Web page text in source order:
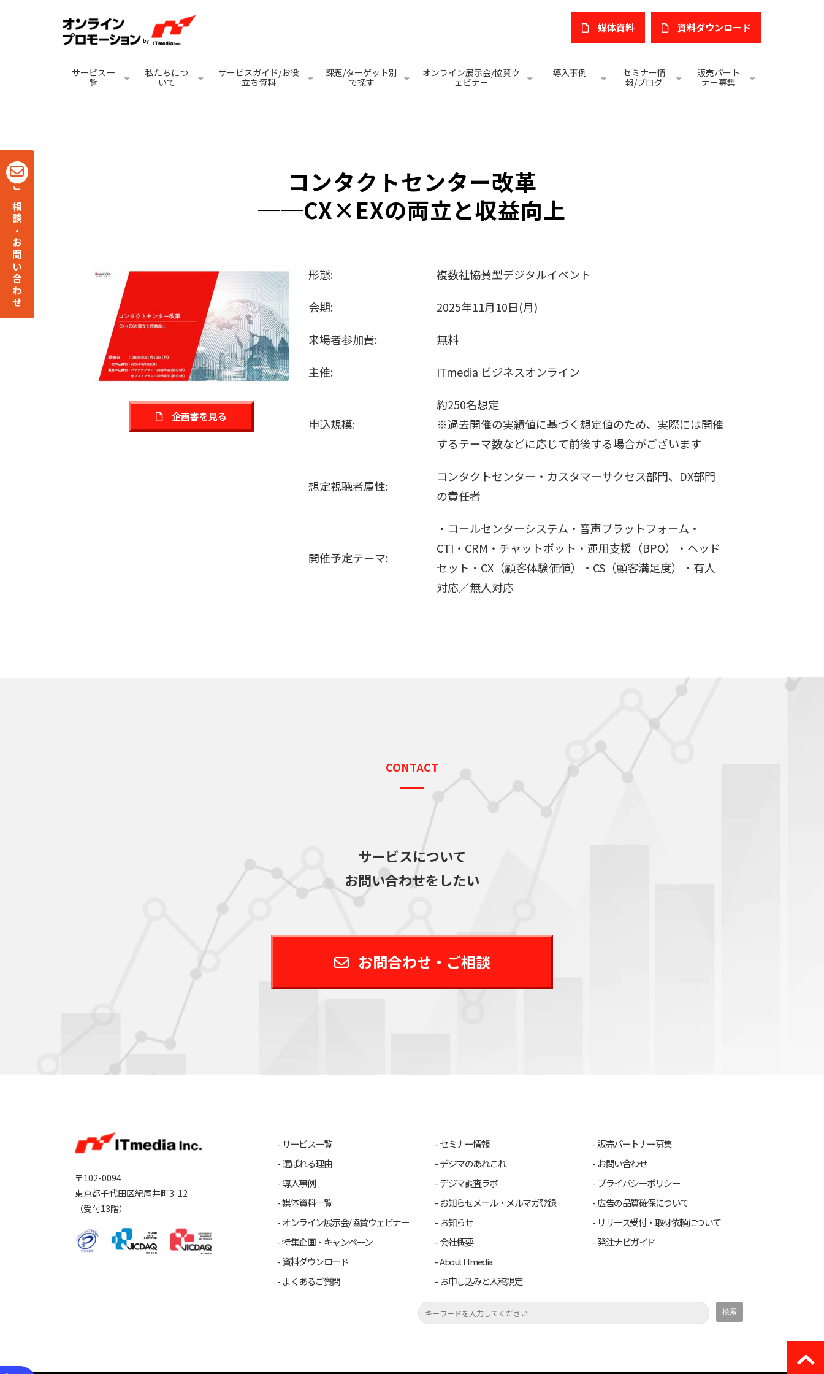
媒体資料 ​資料ダウンロード
サービス一
覧
私たちにつ
いて
サービスガイド/お役
立ち資料
課題/ターゲット別
で探す
オンライン展示会/協賛ウ
ェビナー
導入事例
セミナー情
報/ブログ
販売パート
ナー募集
ご相談・お問い合わせ
コンタクトセンター改革
──CX×EXの両立と収益向上
企画書を見る
形態: 複数社協賛型デジタルイベント
会期: 2025年11月10日(月)
来場者参加費: 無料
主催: ITmedia ビジネスオンライン
申込規模:
約250名想定
※過去開催の実績値に基づく想定値のため、実際には開催
するテーマ数などに応じて前後する場合がございます
想定視聴者属性:
コンタクトセンター・カスタマーサクセス部門、DX部門
の責任者
開催予定テーマ:
・コールセンターシステム・音声プラットフォーム・
CTI・CRM・チャットボット・運用支援（BPO）・ヘッド
セット・CX（顧客体験価値）・CS（顧客満足度）・有人
対応／無人対応
CONTACT
サービスについて
お問い合わせをしたい
お問合わせ・ご相談
〒102-0094
東京都千代田区紀尾井町3-12
（受付13階）
サービス一覧
選ばれる理由
導入事例
媒体資料一覧
オンライン展示会/協賛ウェビナー
特集企画・キャンペーン
資料ダウンロード
よくあるご質問
セミナー情報
デジマのあれこれ
デジマ調査ラボ
お知らせメール・メルマガ登録
お知らせ
会社概要
About ITmedia
お申し込みと入稿規定
販売パートナー募集
お問い合わせ
プライバシーポリシー
広告の品質確保について
リリース受付・取材依頼について
発注ナビガイド